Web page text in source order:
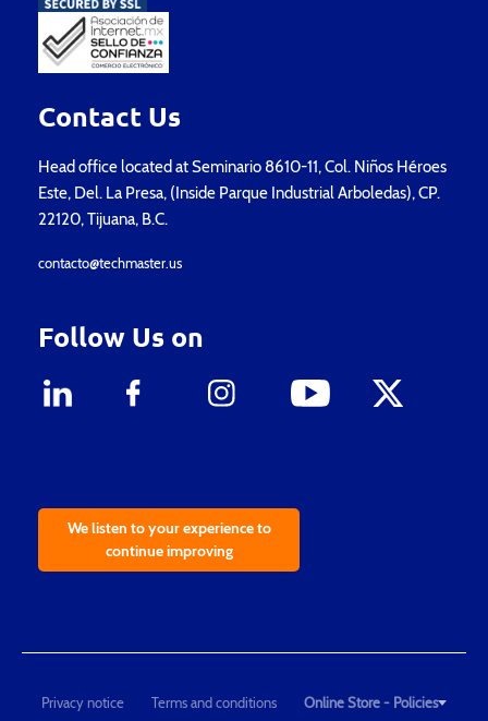
Contact Us
Head office located at Seminario 8610-11, Col. Niños Héroes
Este, Del. La Presa, (Inside Parque Industrial Arboledas), CP.
22120, Tijuana, B.C.
contacto@techmaster.us
Follow Us on
We listen to your experience to
continue improving
Privacy notice Terms and conditions
Online Store - Policies